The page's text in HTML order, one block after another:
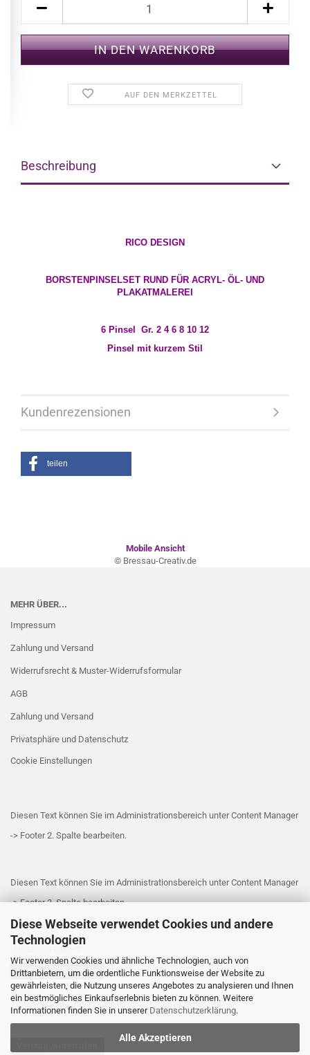
Diese Webseite verwendet Cookies und andere
Technologien
Wir verwenden Cookies und ähnliche Technologien, auch von
Drittanbietern, um die ordentliche Funktionsweise der Website zu
gewährleisten, die Nutzung unseres Angebotes zu analysieren und Ihnen
ein bestmögliches Einkaufserlebnis bieten zu können. Weitere
Informationen finden Sie in unserer Datenschutzerklärung.
Alle Akzeptieren
AUF DEN MERKZETTEL
Beschreibung
RICO DESIGN
BORSTENPINSELSET RUND FÜR ACRYL- ÖL- UND
PLAKATMALEREI
6 Pinsel Gr. 2 4 6 8 10 12
Pinsel mit kurzem Stil
Kundenrezensionen
teilen
Mobile Ansicht
© Bressau-Creativ.de
MEHR ÜBER...
Impressum
Zahlung und Versand
Widerrufsrecht & Muster-Widerrufsformular
AGB
Zahlung und Versand
Privatsphäre und Datenschutz
Cookie Einstellungen
Diesen Text können Sie im Administrationsbereich unter Content Manager
-> Footer 2. Spalte bearbeiten.
Diesen Text können Sie im Administrationsbereich unter Content Manager
-> Footer 3. Spalte bearbeiten.
WIDERRUFRECHT
Vertrag widerrufen
Widerrufsbelehrung